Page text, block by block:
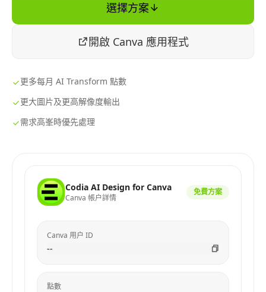
選擇方案
開啟 Canva 應用程式
更多每月 AI Transform 點數
更大圖片及更高解像度輸出
需求高峯時優先處理
Codia AI Design for Canva
Canva 帳户詳情
免費方案
Canva 用户 ID
--
點數